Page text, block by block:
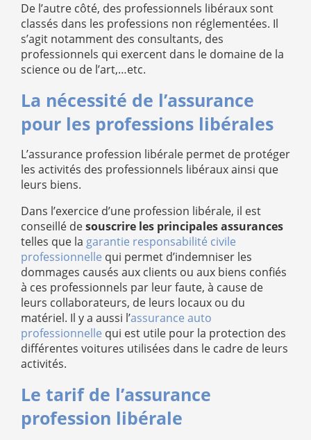
De l’autre côté, des professionnels libéraux sont
classés dans les professions non réglementées. Il
s’agit notamment des consultants, des
professionnels qui exercent dans le domaine de la
science ou de l’art,…etc.
La nécessité de l’assurance
pour les professions libérales
L’assurance profession libérale permet de protéger
les activités des professionnels libéraux ainsi que
leurs biens.
Dans l’exercice d’une profession libérale, il est
conseillé desouscrire les principales assurances
telles que la garantie responsabilité civile
professionnelle qui permet d’indemniser les
dommages causés aux clients ou aux biens confiés
à ces professionnels par leur faute, à cause de
leurs collaborateurs, de leurs locaux ou du
matériel. Il y a aussi l’assurance auto
professionnelle qui est utile pour la protection des
différentes voitures utilisées dans le cadre de leurs
activités.
Le tarif de l’assurance
profession libérale